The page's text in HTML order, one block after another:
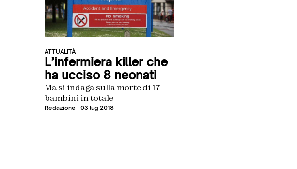
Contatti
ATTUALITÀ
L’infermiera killer che
ha ucciso 8 neonati
Ma si indaga sulla morte di 17
bambini in totale
Redazione | 03 lug 2018